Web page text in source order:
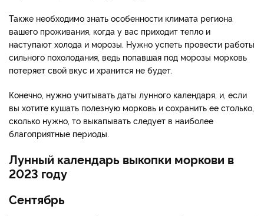
Также необходимо знать особенности климата региона
вашего проживания, когда у вас приходит тепло и
наступают холода и морозы. Нужно успеть провести работы
сильного похолодания, ведь попавшая под морозы морковь
потеряет свой вкус и хранится не будет.
Конечно, нужно учитывать даты лунного календаря, и, если
вы хотите кушать полезную морковь и сохранить ее столько,
сколько нужно, то выкапывать следует в наиболее
благоприятные периоды.
Лунный календарь выкопки моркови в
2023 году
Сентябрь